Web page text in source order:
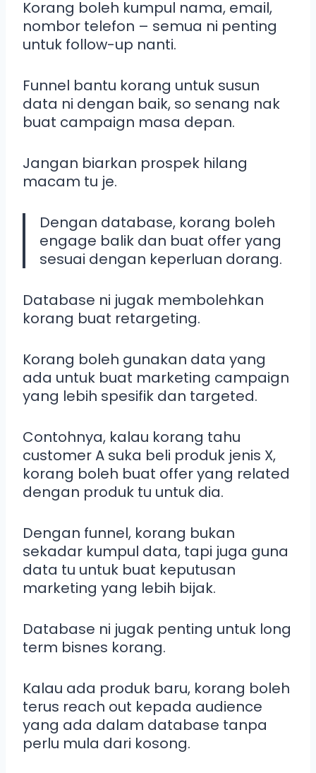
Korang boleh kumpul nama, email,
nombor telefon – semua ni penting
untuk follow-up nanti.
Funnel bantu korang untuk susun
data ni dengan baik, so senang nak
buat campaign masa depan.
Jangan biarkan prospek hilang
macam tu je.
Dengan database, korang boleh
engage balik dan buat offer yang
sesuai dengan keperluan dorang.
Database ni jugak membolehkan
korang buat retargeting.
Korang boleh gunakan data yang
ada untuk buat marketing campaign
yang lebih spesifik dan targeted.
Contohnya, kalau korang tahu
customer A suka beli produk jenis X,
korang boleh buat offer yang related
dengan produk tu untuk dia.
Dengan funnel, korang bukan
sekadar kumpul data, tapi juga guna
data tu untuk buat keputusan
marketing yang lebih bijak.
Database ni jugak penting untuk long
term bisnes korang.
Kalau ada produk baru, korang boleh
terus reach out kepada audience
yang ada dalam database tanpa
perlu mula dari kosong.